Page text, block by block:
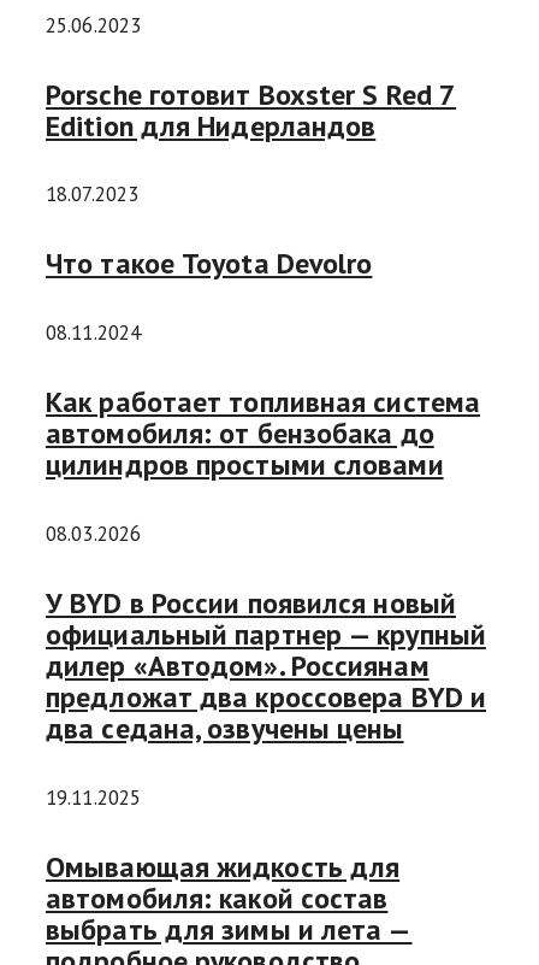
25.06.2023
Porsche готовит Boxster S Red 7
Edition для Нидерландов
18.07.2023
Что такое Toyota Devolro
08.11.2024
Как работает топливная система
автомобиля: от бензобака до
цилиндров простыми словами
08.03.2026
У BYD в России появился новый
официальный партнер — крупный
дилер «Автодом». Россиянам
предложат два кроссовера BYD и
два седана, озвучены цены
19.11.2025
Омывающая жидкость для
автомобиля: какой состав
выбрать для зимы и лета —